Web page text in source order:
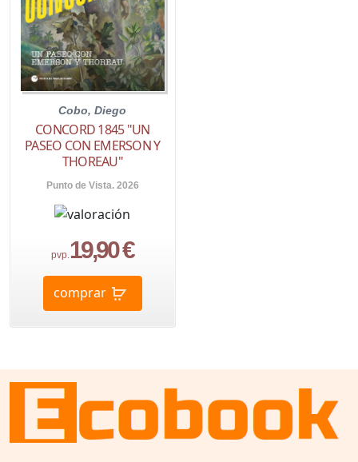
Cobo, Diego
CONCORD 1845 "UN
PASEO CON EMERSON Y
THOREAU"
Punto de Vista. 2026
pvp.19,90 €
comprar